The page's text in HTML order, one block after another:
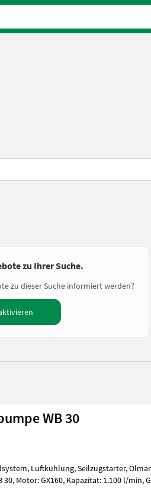
zu Ihrer Suche.
zu dieser Suche informiert werden?
WB 30
Luftkühlung, Seilzugstarter,
Honda